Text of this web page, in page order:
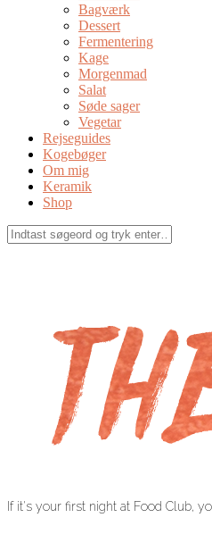
Bagværk
Dessert
Fermentering
Kage
Morgenmad
Salat
Søde sager
Vegetar
Rejseguides
Kogebøger
Om mig
Keramik
Shop
If it's your first night at Food Club,